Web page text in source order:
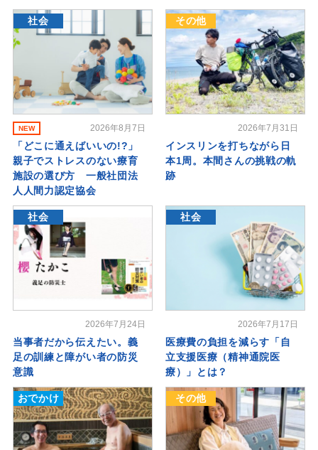
社会
NEW 2026年8月7日
「どこに通えばいいの!?」
親子でストレスのない療育
施設の選び方 一般社団法
人人間力認定協会
その他
2026年7月31日
インスリンを打ちながら日
本1周。本間さんの挑戦の軌
跡
社会
2026年7月24日
当事者だから伝えたい。義
足の訓練と障がい者の防災
意識
社会
2026年7月17日
医療費の負担を減らす「自
立支援医療（精神通院医
療）」とは？
おでかけ その他